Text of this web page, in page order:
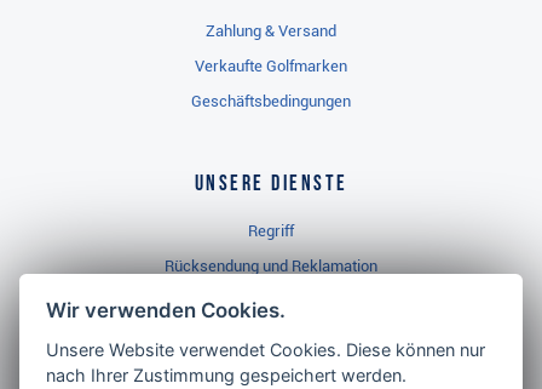
Zahlung & Versand
Verkaufte Golfmarken
Geschäftsbedingungen
Unsere Dienste
Regriff
Rücksendung und Reklamation
Widerrufsbelehrung
Golf Brothers.de
Wir verwenden Cookies.
Unsere Website verwendet Cookies. Diese können nur
nach Ihrer Zustimmung gespeichert werden.